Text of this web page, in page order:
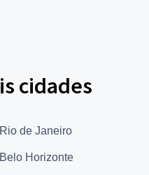
cidades
Rio de Janeiro
Belo Horizonte